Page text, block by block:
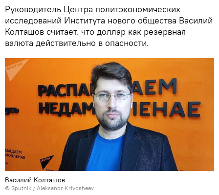
Руководитель Центра политэкономических
исследований Института нового общества Василий
Колташов считает, что доллар как резервная
валюта действительно в опасности.
Василий Колташов
© Sputnik / Aleksandr Krivosheev